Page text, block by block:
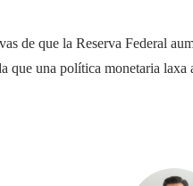
de que la Reserva Federal
que una política monetaria